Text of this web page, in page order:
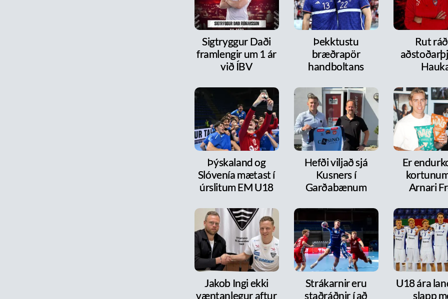
Sigtryggur Daði
framlengir um 1 ár
við ÍBV
Þekktustu
bræðrapör
handboltans
Rut
Þýskaland og
Slóvenía mætast í
úrslitum EM U18
Hefði viljað sjá
Kusners í
Garðabænum
Er
Arnari
Jakob Ingi ekki
væntanlegur aftur
Strákarnir eru
staðráðnir í að
U18 ára
slapp